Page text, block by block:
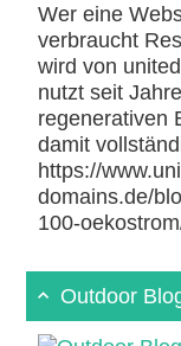
Wer eine
verbraucht
wird von
nutzt seit
regenerativen
damit
https://
domains.de/
100-
Outdoor